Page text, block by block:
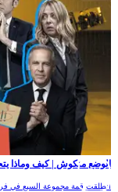
الوضع منكوش | كيف وماذا
انطلقت قمة مجموعة السبع في